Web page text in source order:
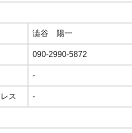
澁谷 陽一
090-2990-5872
-
ス -